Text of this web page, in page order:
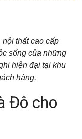
thất cao cấp
sống của những
hiện đại tại khu
hàng.
Đô cho